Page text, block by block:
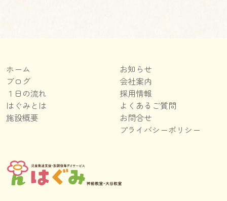
ホーム
ブログ
１日の流れ
はぐみとは
施設概要
お知らせ
会社案内
採用情報
よくあるご質問
お問合せ
プライバシーポリシー